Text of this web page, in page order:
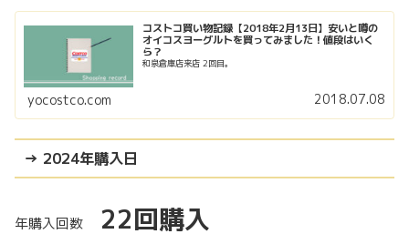
コストコ買い物記録【2018年2月13日】安いと噂の
オイコスヨーグルトを買ってみました！値段はいく
ら？
和泉倉庫店来店 2回目。
yocostco.com 2018.07.08
→ 2024年購入日
年購入回数 22回購入